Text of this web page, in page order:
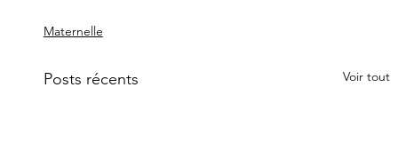
Maternelle
Posts récents Voir tout